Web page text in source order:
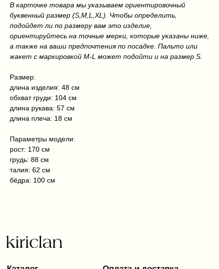
В карточке товара мы указываем ориентировочный
буквенный размер (S,M,L,XL). Чтобы определить,
подойдет ли по размеру вам это изделие,
ориентируйтесь на точные мерки, которые указаны ниже,
а также на ваши предпочтения по посадке. Пальто или
жакет с маркировкой M-L может подойти и на размер S.
Размер:
длина изделия: 48 см
обхват груди: 104 см
длина рукава: 57 см
длина плеча: 18 см
Параметры модели:
рост: 170 см
грудь: 88 см
талия: 62 см
бёдра: 100 см
О нас
Каталог
kiriclanspb@gmail.com
Контакты Политика конфиденциальности
Оплата и доставка
Условия возврата и гарантии